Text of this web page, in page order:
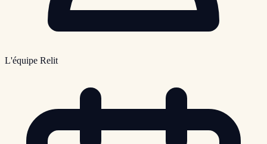
L'équipe Relit